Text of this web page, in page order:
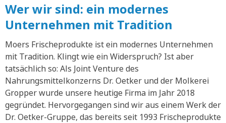
Wer wir sind: ein modernes
Unternehmen mit Tradition
Moers Frischeprodukte ist ein modernes Unternehmen
mit Tradition. Klingt wie ein Widerspruch? Ist aber
tatsächlich so: Als Joint Venture des
Nahrungsmittelkonzerns Dr. Oetker und der Molkerei
Gropper wurde unsere heutige Firma im Jahr 2018
gegründet. Hervorgegangen sind wir aus einem Werk der
Dr. Oetker-Gruppe, das bereits seit 1993 Frischeprodukte